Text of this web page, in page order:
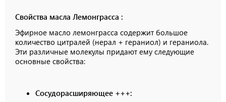
Свойства масла Лемонграсса :
Эфирное масло лемонграсса содержит большое
количество цитралей (нерал + гераниол) и гераниола.
Эти различные молекулы придают ему следующие
основные свойства:
Сосудорасширяющее +++: